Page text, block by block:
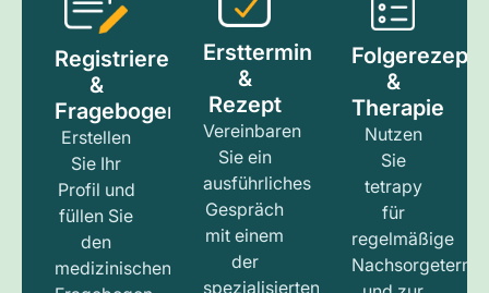
Registrieren
&
Fragebogen
Erstellen
Sie Ihr
Profil und
füllen Sie
den
medizinischen
Ersttermin
&
Rezept
Vereinbaren
Sie ein
ausführliches
Gespräch
mit einem
der
spezialisierten
Folgerezept
&
Therapie
Nutzen
Sie
tetrapy
für
regelmäßige